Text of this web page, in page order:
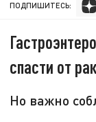
ПОДПИШИТЕСЬ:
спасти от
Но важно